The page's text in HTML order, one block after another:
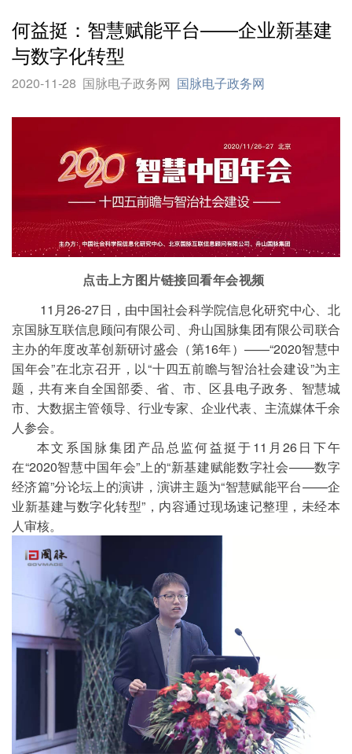
何益挺：智慧赋能平台——企业新基建
与数字化转型
2020-11-28 国脉电子政务网 国脉电子政务网
点击上方图片链接回看年会视频
11月26-27日，由中国社会科学院信息化研究中心、北
京国脉互联信息顾问有限公司、舟山国脉集团有限公司联合
主办的年度改革创新研讨盛会（第16年）——“2020智慧中
国年会”在北京召开，以“十四五前瞻与智治社会建设”为主
题，共有来自全国部委、省、市、区县电子政务、智慧城
市、大数据主管领导、行业专家、企业代表、主流媒体千余
人参会。
本文系国脉集团产品总监何益挺于11月26日下午
在“2020智慧中国年会”上的“新基建赋能数字社会——数字
经济篇”分论坛上的演讲，演讲主题为“智慧赋能平台——企
业新基建与数字化转型”，内容通过现场速记整理，未经本
人审核。